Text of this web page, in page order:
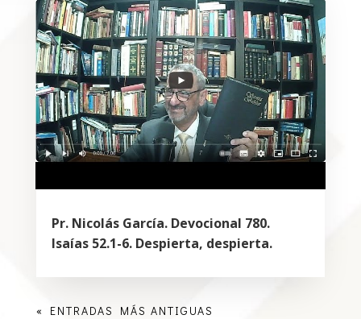
Pr. Nicolás García. Devocional 780.
Isaías 52.1-6. Despierta, despierta.
« ENTRADAS MÁS ANTIGUAS